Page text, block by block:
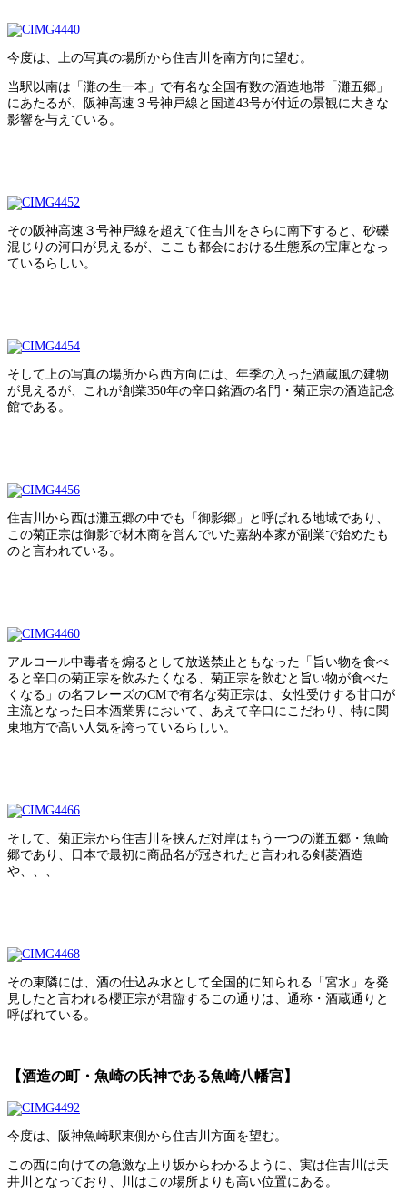
今度は、上の写真の場所から住吉川を南方向に望む。
当駅以南は「灘の生一本」で有名な全国有数の酒造地帯「灘五郷」
にあたるが、阪神高速３号神戸線と国道43号が付近の景観に大きな
影響を与えている。
その阪神高速３号神戸線を超えて住吉川をさらに南下すると、砂礫
混じりの河口が見えるが、ここも都会における生態系の宝庫となっ
ているらしい。
そして上の写真の場所から西方向には、年季の入った酒蔵風の建物
が見えるが、これが創業350年の辛口銘酒の名門・菊正宗の酒造記念
館である。
住吉川から西は灘五郷の中でも「御影郷」と呼ばれる地域であり、
この菊正宗は御影で材木商を営んでいた嘉納本家が副業で始めたも
のと言われている。
アルコール中毒者を煽るとして放送禁止ともなった「旨い物を食べ
ると辛口の菊正宗を飲みたくなる、菊正宗を飲むと旨い物が食べた
くなる」の名フレーズのCMで有名な菊正宗は、女性受けする甘口が
主流となった日本酒業界において、あえて辛口にこだわり、特に関
東地方で高い人気を誇っているらしい。
そして、菊正宗から住吉川を挟んだ対岸はもう一つの灘五郷・魚崎
郷であり、日本で最初に商品名が冠されたと言われる剣菱酒造
や、、、
その東隣には、酒の仕込み水として全国的に知られる「宮水」を発
見したと言われる櫻正宗が君臨するこの通りは、通称・酒蔵通りと
呼ばれている。
【酒造の町・魚崎の氏神である魚崎八幡宮】
今度は、阪神魚崎駅東側から住吉川方面を望む。
この西に向けての急激な上り坂からわかるように、実は住吉川は天
井川となっており、川はこの場所よりも高い位置にある。